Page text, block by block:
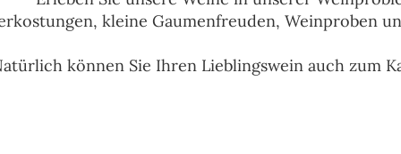
kleine Gaumenfreuden, Weinproben
können Sie Ihren Lieblingswein auch zum